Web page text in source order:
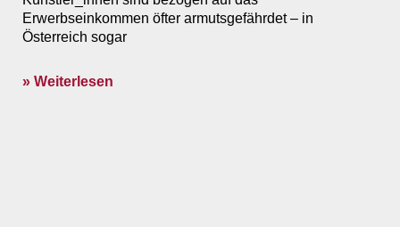
Erwerbseinkommen öfter armutsgefährdet – in
Österreich sogar
» Weiterlesen